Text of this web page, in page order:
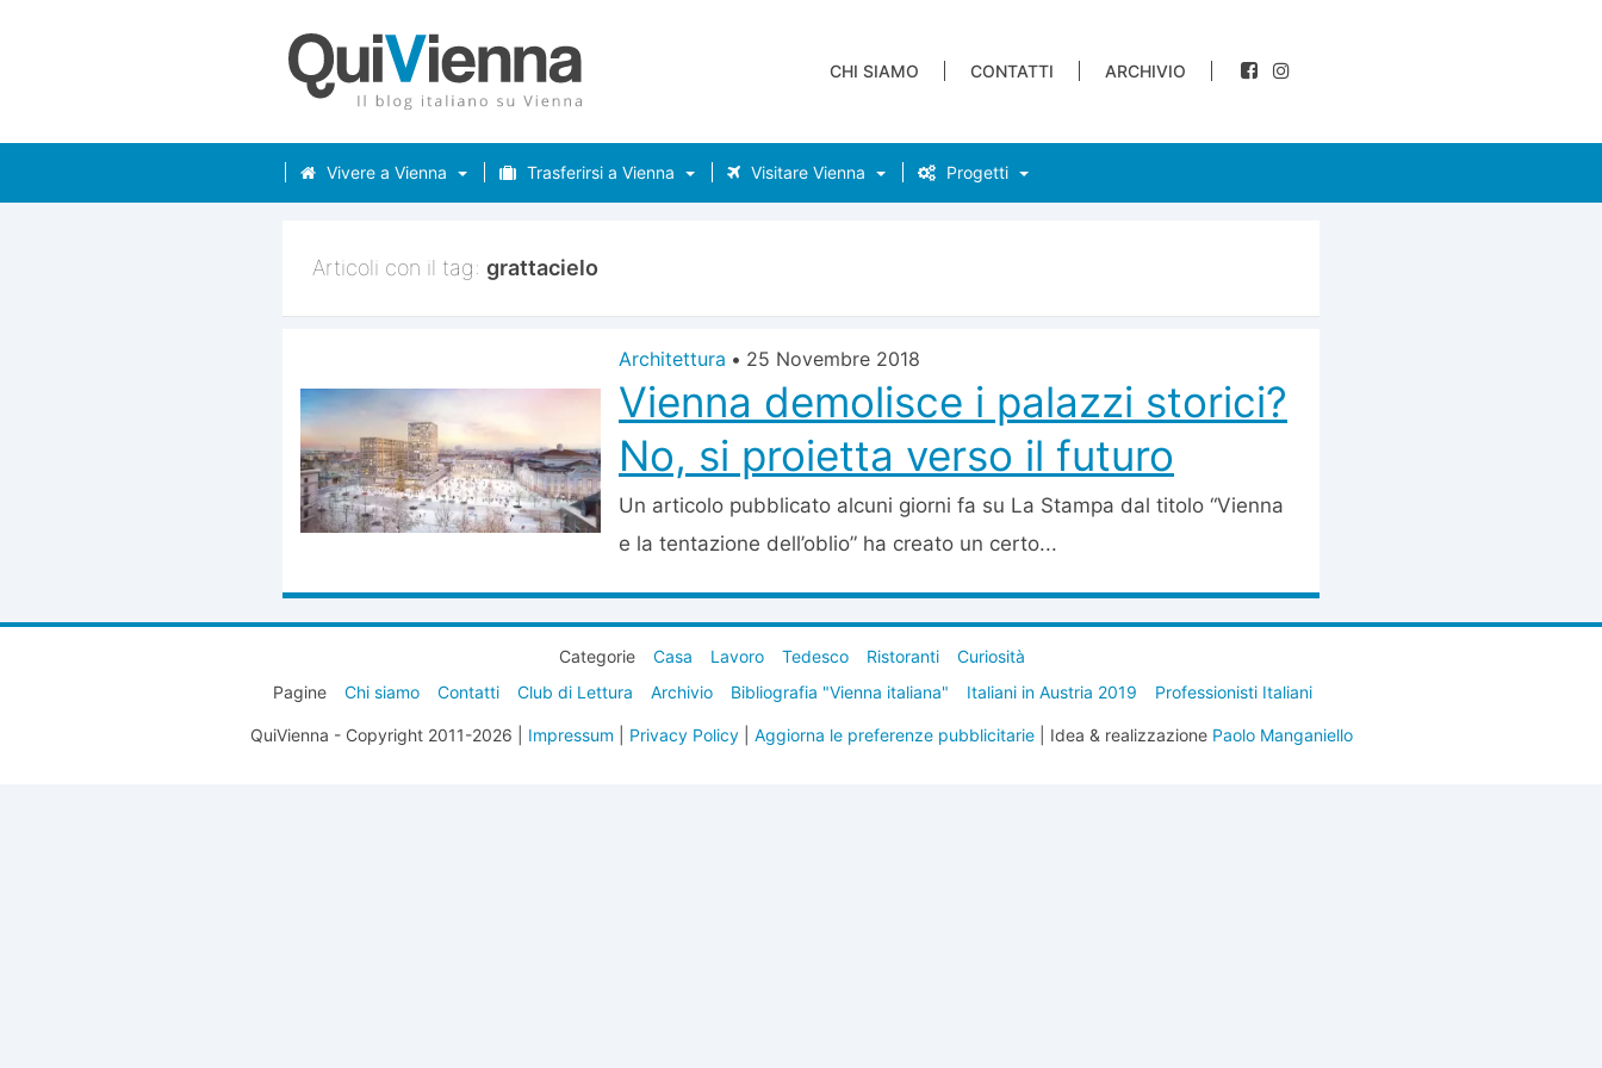
CHI SIAMO CONTATTI ARCHIVIO
Vivere a Vienna Trasferirsi a Vienna Visitare Vienna Progetti
Articoli con il tag: grattacielo
Architettura • 25 Novembre 2018
Vienna demolisce i palazzi storici?
No, si proietta verso il futuro
Un articolo pubblicato alcuni giorni fa su La Stampa dal titolo “Vienna
e la tentazione dell’oblio” ha creato un certo...
Categorie Casa Lavoro Tedesco Ristoranti
Curiosità
Pagine
Chi siamo Contatti Club di Lettura Archivio Bibliografia "Vienna italiana" Italiani in Austria 2019 Professionisti Italiani
QuiVienna - Copyright 2011-2026 | Impressum Privacy Policy| Aggiorna le preferenze pubblicitarie| Idea & realizzazione Paolo Manganiello